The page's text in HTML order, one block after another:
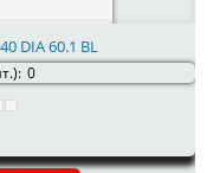
DIA 60.1 BL
0